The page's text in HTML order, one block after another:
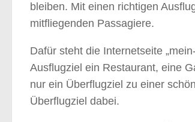
bleiben. Mit einen richtigen
mitfliegenden Passagiere.
Dafür steht die Internetseite
Ausflugziel ein Restaurant, eine
nur ein Überflugziel zu einer
Überflugziel dabei.